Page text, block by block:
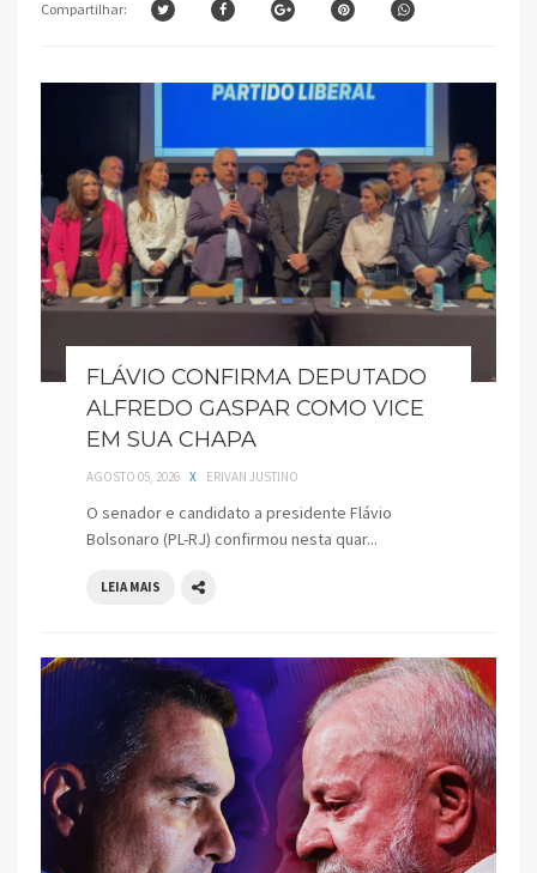
Compartilhar:
FLÁVIO CONFIRMA DEPUTADO
ALFREDO GASPAR COMO VICE
EM SUA CHAPA
AGOSTO 05, 2026 X ERIVAN JUSTINO
O senador e candidato a presidente Flávio
Bolsonaro (PL-RJ) confirmou nesta quar...
LEIA MAIS